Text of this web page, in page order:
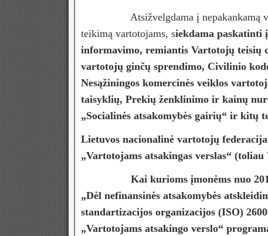
Atsižvelgdama į nepakankamą
teikimą vartotojams, siekdama paskatinti
informavimo, remiantis Vartotojų teisių
vartotojų ginčų sprendimo, Civilinio
Nesąžiningos komercinės veiklos
taisyklių, Prekių ženklinimo ir kainų
„Socialinės atsakomybės gairių“ ir kitų
Lietuvos nacionalinė vartotojų
„Vartotojams atsakingas verslas“
Kai kurioms įmonėms nuo 2017 m.
„Dėl nefinansinės atsakomybės
standartizacijos organizacijos (ISO)
„Vartotojams atsakingo verslo“